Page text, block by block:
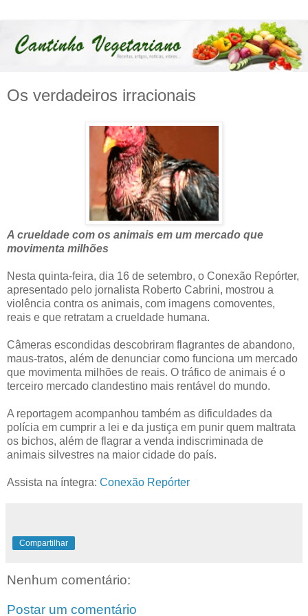
Os verdadeiros irracionais
A crueldade com os animais em um mercado que
movimenta milhões
Nesta quinta-feira, dia 16 de setembro, o Conexão Repórter,
apresentado pelo jornalista Roberto Cabrini, mostrou a
violência contra os animais, com imagens comoventes,
reais e que retratam a crueldade humana.
Câmeras escondidas descobriram flagrantes de abandono,
maus-tratos, além de denunciar como funciona um mercado
que movimenta milhões de reais. O tráfico de animais é o
terceiro mercado clandestino mais rentável do mundo.
A reportagem acompanhou também as dificuldades da
polícia em cumprir a lei e da justiça em punir quem maltrata
os bichos, além de flagrar a venda indiscriminada de
animais silvestres na maior cidade do país.
Assista na íntegra: Conexão Repórter
Compartilhar
Nenhum comentário:
Postar um comentário